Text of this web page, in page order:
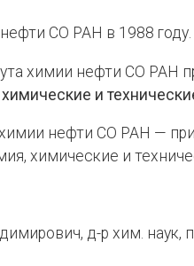
СО РАН в 1988 году.
химии нефти СО РАН
и
нефти СО РАН —
химические и
д-р хим. наук,